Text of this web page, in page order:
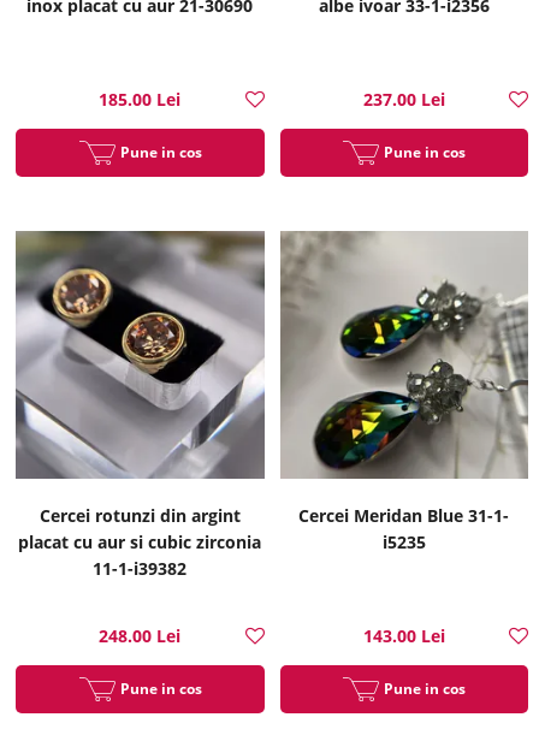
inox placat cu aur 21-30690
185.00 Lei
Pune in cos
albe ivoar 33-1-i2356
237.00 Lei
Pune in cos
Cercei rotunzi din argint
placat cu aur si cubic zirconia
11-1-i39382
248.00 Lei
Pune in cos
Cercei Meridan Blue 31-1-
i5235
143.00 Lei
Pune in cos